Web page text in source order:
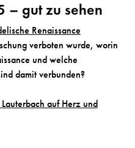
– gut zu sehen
Renaissance
verboten wurde, worin
und welche
damit verbunden?
auf Herz und